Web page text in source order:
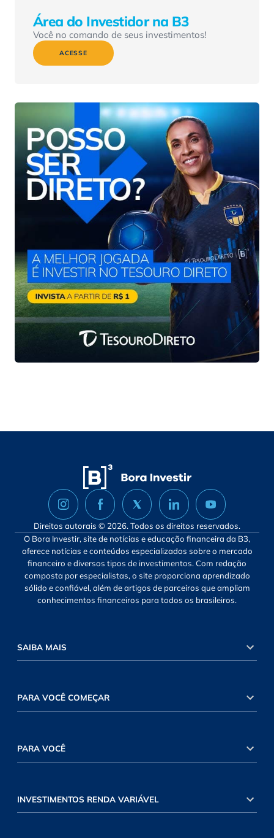
Área do Investidor na B3
Você no comando de seus investimentos!
ACESSE
Direitos autorais © 2026. Todos os direitos reservados.
O Bora Investir, site de notícias e educação financeira da B3,
oferece notícias e conteúdos especializados sobre o mercado
financeiro e diversos tipos de investimentos. Com redação
composta por especialistas, o site proporciona aprendizado
sólido e confiável, além de artigos de parceiros que ampliam
conhecimentos financeiros para todos os brasileiros.
SAIBA MAIS
PARA VOCÊ COMEÇAR
PARA VOCÊ
INVESTIMENTOS RENDA VARIÁVEL